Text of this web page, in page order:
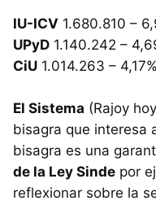
IU-ICV 1.680.810 –
UPyD 1.140.242 –
CiU 1.014.263 –
El Sistema (Rajoy
bisagra que interesa
bisagra es una
de la Ley Sinde por
reflexionar sobre la